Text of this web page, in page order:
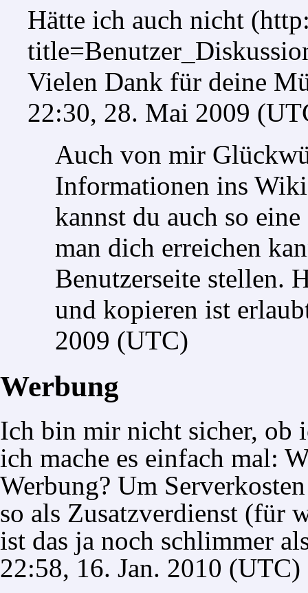
Hätte ich auch nicht
Vielen Dank für deine
22:30, 28. Mai 2009
Auch von mir
Informationen ins
kannst du auch so
man dich erreichen
Benutzerseite stellen.
und kopieren ist
2009 (UTC)
Werbung
Ich bin mir nicht sicher, ob
ich mache es einfach mal:
Werbung? Um
so als Zusatzverdienst (für
ist das ja noch schlimmer
22:58, 16. Jan. 2010 (UTC)